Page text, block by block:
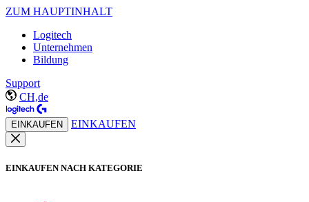
ZUM HAUPTINHALT
Logitech
Unternehmen
Bildung
Support
CH,de
EINKAUFEN EINKAUFEN
EINKAUFEN NACH KATEGORIE